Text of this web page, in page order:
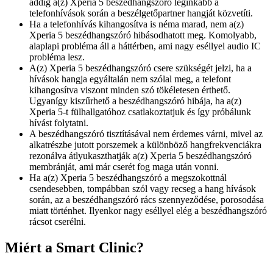
addig a(z) Xperia 5 beszédhangszóró leginkább a
telefonhívások során a beszélgetőpartner hangját közvetíti.
Ha a telefonhívás kihangosítva is néma marad, nem a(z)
Xperia 5 beszédhangszóró hibásodhatott meg. Komolyabb,
alaplapi probléma áll a háttérben, ami nagy eséllyel audio IC
probléma lesz.
A(z) Xperia 5 beszédhangszóró csere szükségét jelzi, ha a
hívások hangja egyáltalán nem szólal meg, a telefont
kihangosítva viszont minden szó tökéletesen érthető.
Ugyanígy kiszűrhető a beszédhangszóró hibája, ha a(z)
Xperia 5-t fülhallgatóhoz csatlakoztatjuk és így próbálunk
hívást folytatni.
A beszédhangszóró tisztításával nem érdemes várni, mivel az
alkatrészbe jutott porszemek a különböző hangfrekvenciákra
rezonálva átlyukaszthatják a(z) Xperia 5 beszédhangszóró
membránját, ami már cserét fog maga után vonni.
Ha a(z) Xperia 5 beszédhangszóró a megszokottnál
csendesebben, tompábban szól vagy recseg a hang hívások
során, az a beszédhangszóró rács szennyeződése, porosodása
miatt történhet. Ilyenkor nagy eséllyel elég a beszédhangszóró
rácsot cserélni.
Miért a Smart Clinic?